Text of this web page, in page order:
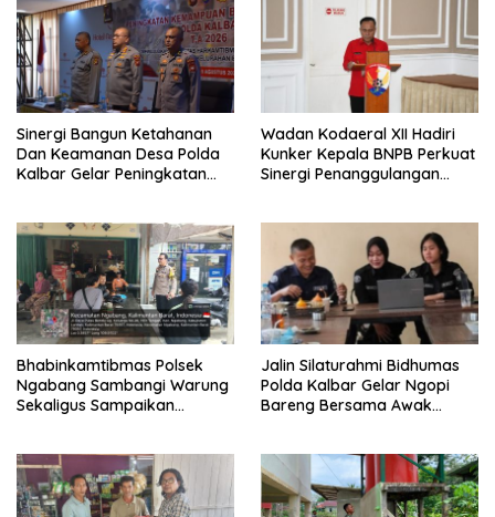
Sinergi Bangun Ketahanan
Dan Keamanan Desa Polda
Kalbar Gelar Peningkatan
Wadan Kodaeral XII Hadiri
Kunker Kepala BNPB Perkuat
Sinergi Penanggulangan
Bhabinkamtibmas Polsek
Ngabang Sambangi Warung
Sekaligus Sampaikan
Jalin Silaturahmi Bidhumas
Polda Kalbar Gelar Ngopi
Bareng Bersama Awak